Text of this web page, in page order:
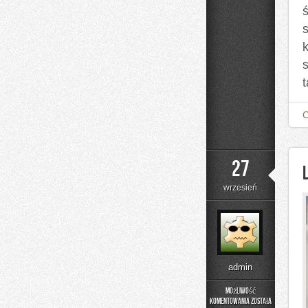
27
wrzesień
admin
Możliwość
komentowaniazostała